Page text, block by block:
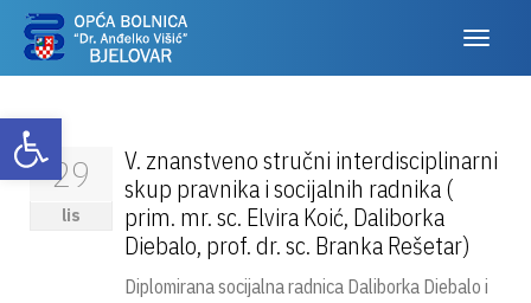
Otvori alatnu traku
29
lis
V. znanstveno stručni interdisciplinarni
skup pravnika i socijalnih radnika (
prim. mr. sc. Elvira Koić, Daliborka
Diebalo, prof. dr. sc. Branka Rešetar)
Diplomirana socijalna radnica Daliborka Diebalo i